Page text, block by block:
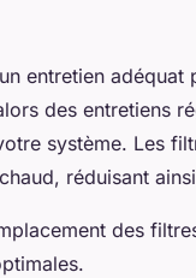
entretien adéquat
des entretiens
système. Les
réduisant
des